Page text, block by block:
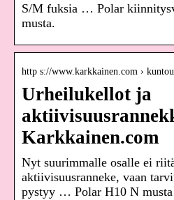
S/M fuksia … Polar
musta.
http s://www.karkkainen.com ›
Urheilukellot ja
Karkkainen.com
Nyt suurimmalle osalle ei
aktiivisuusranneke, vaan
pystyy … Polar H10 N